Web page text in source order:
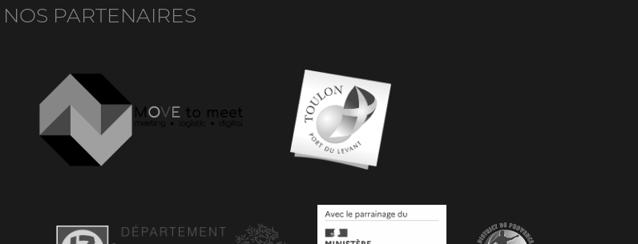
NOS PARTENAIRES